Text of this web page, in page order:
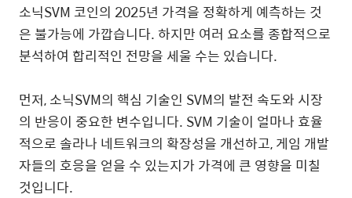
소닉SVM 코인의 2025년 가격을 정확하게 예측하는 것
은 불가능에 가깝습니다. 하지만 여러 요소를 종합적으로
분석하여 합리적인 전망을 세울 수는 있습니다.
먼저, 소닉SVM의 핵심 기술인 SVM의 발전 속도와 시장
의 반응이 중요한 변수입니다. SVM 기술이 얼마나 효율
적으로 솔라나 네트워크의 확장성을 개선하고, 게임 개발
자들의 호응을 얻을 수 있는지가 가격에 큰 영향을 미칠
것입니다.